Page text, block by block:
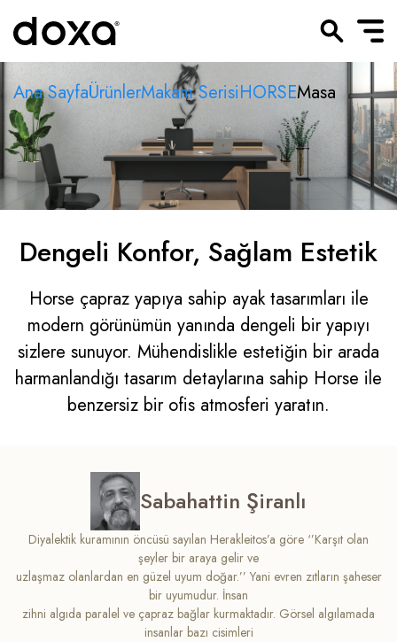
Ana SayfaÜrünlerMakam SerisiHORSEMasa
Dengeli Konfor, Sağlam Estetik
Horse çapraz yapıya sahip ayak tasarımları ile
modern görünümün yanında dengeli bir yapıyı
sizlere sunuyor. Mühendislikle estetiğin bir arada
harmanlandığı tasarım detaylarına sahip Horse ile
benzersiz bir ofis atmosferi yaratın.
Sabahattin Şiranlı
Diyalektik kuramının öncüsü sayılan Herakleitos’a göre ‘’Karşıt olan
şeyler bir araya gelir ve
uzlaşmaz olanlardan en güzel uyum doğar.’’ Yani evren zıtların şaheser
bir uyumudur. İnsan
zihni algıda paralel ve çapraz bağlar kurmaktadır. Görsel algılamada
insanlar bazı cisimleri